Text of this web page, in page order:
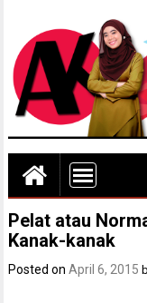
Pelat atau
Kanak-kanak
Posted onApril 6, 2015